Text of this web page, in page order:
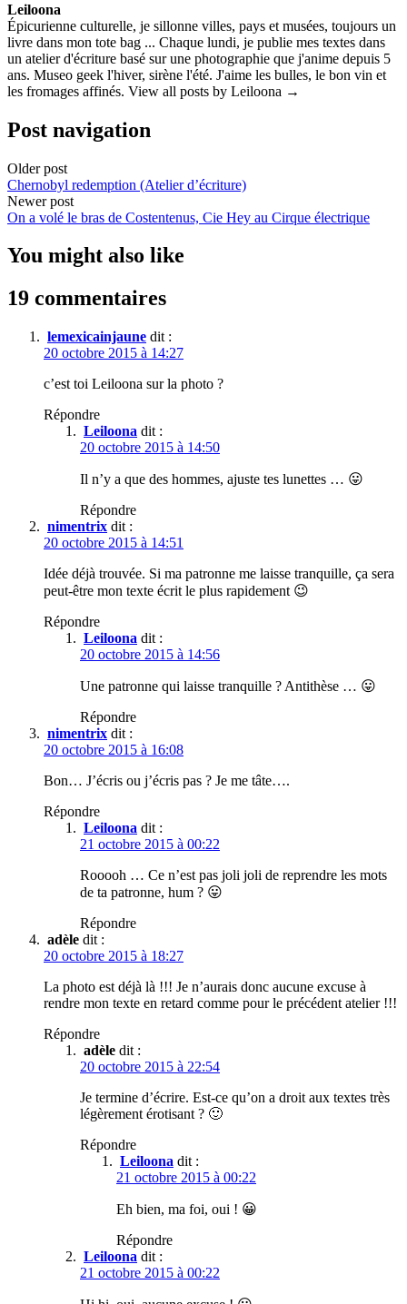
Leiloona
Épicurienne culturelle, je sillonne villes, pays et musées, toujours un
livre dans mon tote bag ... Chaque lundi, je publie mes textes dans
un atelier d'écriture basé sur une photographie que j'anime depuis 5
ans. Museo geek l'hiver, sirène l'été. J'aime les bulles, le bon vin et
les fromages affinés. View all posts by Leiloona →
Post navigation
Older post
Chernobyl redemption (Atelier d’écriture)
Newer post
On a volé le bras de Costentenus, Cie Hey au Cirque électrique
You might also like
19 commentaires
lemexicainjaune dit :
20 octobre 2015 à 14:27
c’est toi Leiloona sur la photo ?
Répondre
Leiloona dit :
20 octobre 2015 à 14:50
Il n’y a que des hommes, ajuste tes lunettes … 😛
Répondre
nimentrix dit :
20 octobre 2015 à 14:51
Idée déjà trouvée. Si ma patronne me laisse tranquille, ça sera
peut-être mon texte écrit le plus rapidement 😉
Répondre
Leiloona dit :
20 octobre 2015 à 14:56
Une patronne qui laisse tranquille ? Antithèse … 😛
Répondre
nimentrix dit :
20 octobre 2015 à 16:08
Bon… J’écris ou j’écris pas ? Je me tâte….
Répondre
Leiloona dit :
21 octobre 2015 à 00:22
Rooooh … Ce n’est pas joli joli de reprendre les mots
de ta patronne, hum ? 😛
Répondre
adèle dit :
20 octobre 2015 à 18:27
La photo est déjà là !!! Je n’aurais donc aucune excuse à
rendre mon texte en retard comme pour le précédent atelier !!!
Répondre
adèle dit :
20 octobre 2015 à 22:54
Je termine d’écrire. Est-ce qu’on a droit aux textes très
légèrement érotisant ? 🙂
Répondre
Leiloona dit :
21 octobre 2015 à 00:22
Eh bien, ma foi, oui ! 😀
Répondre
Leiloona dit :
21 octobre 2015 à 00:22